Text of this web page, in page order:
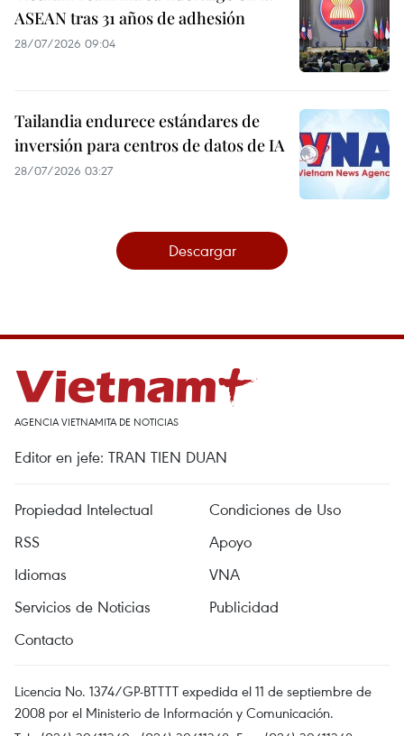
ASEAN tras 31 años de adhesión
28/07/2026 09:04
Tailandia endurece estándares de
inversión para centros de datos de IA
28/07/2026 03:27
Descargar
AGENCIA VIETNAMITA DE NOTICIAS
Editor en jefe: TRAN TIEN DUAN
Propiedad Intelectual
Condiciones de Uso
RSS
Apoyo
Idiomas
VNA
Servicios de Noticias
Publicidad
Contacto
Licencia No. 1374/GP-BTTTT expedida el 11 de septiembre de
2008 por el Ministerio de Información y Comunicación.